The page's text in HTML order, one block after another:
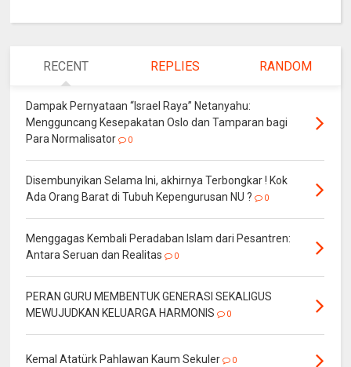
RECENT REPLIES RANDOM
Dampak Pernyataan “Israel Raya” Netanyahu:
Mengguncang Kesepakatan Oslo dan Tamparan bagi
Para Normalisator
0
Disembunyikan Selama Ini, akhirnya Terbongkar ! Kok
Ada Orang Barat di Tubuh Kepengurusan NU ?
0
Menggagas Kembali Peradaban Islam dari Pesantren:
Antara Seruan dan Realitas
0
PERAN GURU MEMBENTUK GENERASI SEKALIGUS
MEWUJUDKAN KELUARGA HARMONIS
0
Kemal Atatürk Pahlawan Kaum Sekuler 0